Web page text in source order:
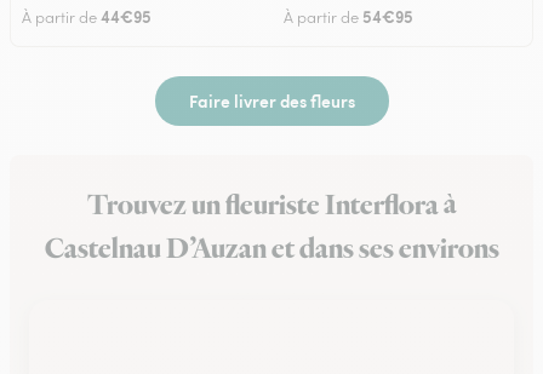
À partir de44€95 À partir de 54€95
Faire livrer des fleurs
Trouvez un fleuriste Interflora à
Castelnau D’Auzan et dans ses environs